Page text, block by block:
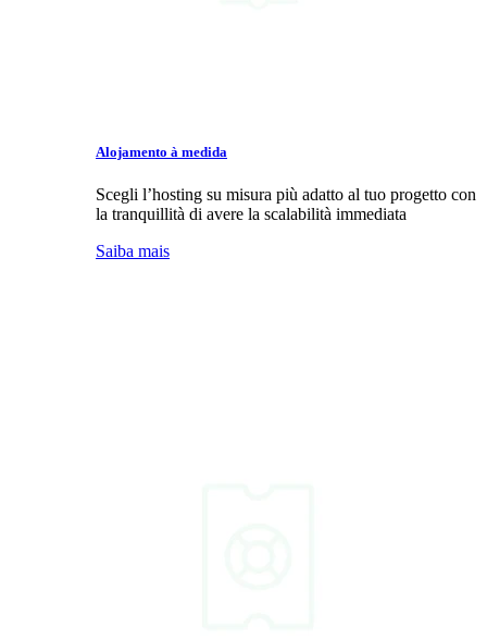
Alojamento à medida
Scegli l’hosting su misura più adatto al tuo progetto con
la tranquillità di avere la scalabilità immediata
Saiba mais